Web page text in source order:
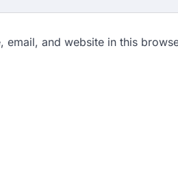
email, and website in this